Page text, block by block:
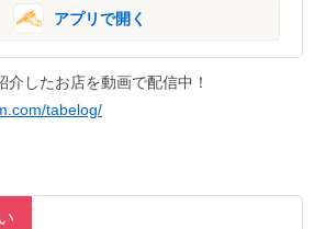
アプリで開く
したお店を動画で配信中！
tabelog/